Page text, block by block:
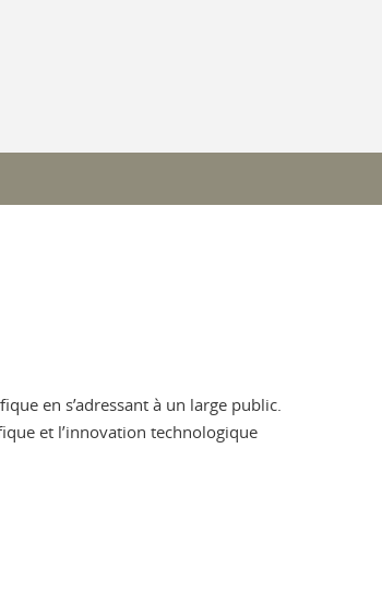
en s’adressant à un large public.
et l’innovation technologique